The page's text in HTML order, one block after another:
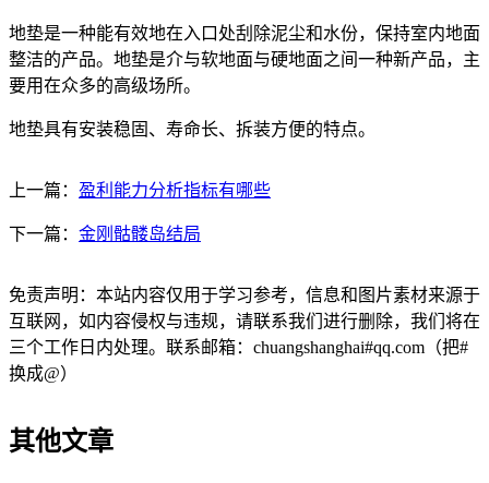
地垫是一种能有效地在入口处刮除泥尘和水份，保持室内地面
整洁的产品。地垫是介与软地面与硬地面之间一种新产品，主
要用在众多的高级场所。
地垫具有安装稳固、寿命长、拆装方便的特点。
上一篇： 盈利能力分析指标有哪些
下一篇： 金刚骷髅岛结局
免责声明：本站内容仅用于学习参考，信息和图片素材来源于
互联网，如内容侵权与违规，请联系我们进行删除，我们将在
三个工作日内处理。联系邮箱：chuangshanghai#qq.com（把#
换成@）
其他文章